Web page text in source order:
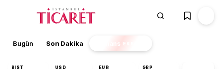
Bugün Son Dakika Finans EKSTRA
BIST USD EUR GBP